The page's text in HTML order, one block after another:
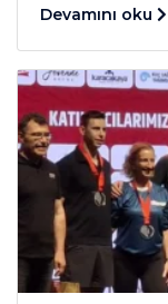
yollanmasında
programına
Ergun Arıburnu,
önemli bir
konumun Asya-
Devamını oku